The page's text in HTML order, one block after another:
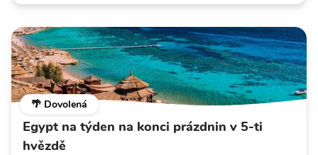
🌴 Dovolená
Egypt na týden na konci prázdnin v 5-ti
hvězdě